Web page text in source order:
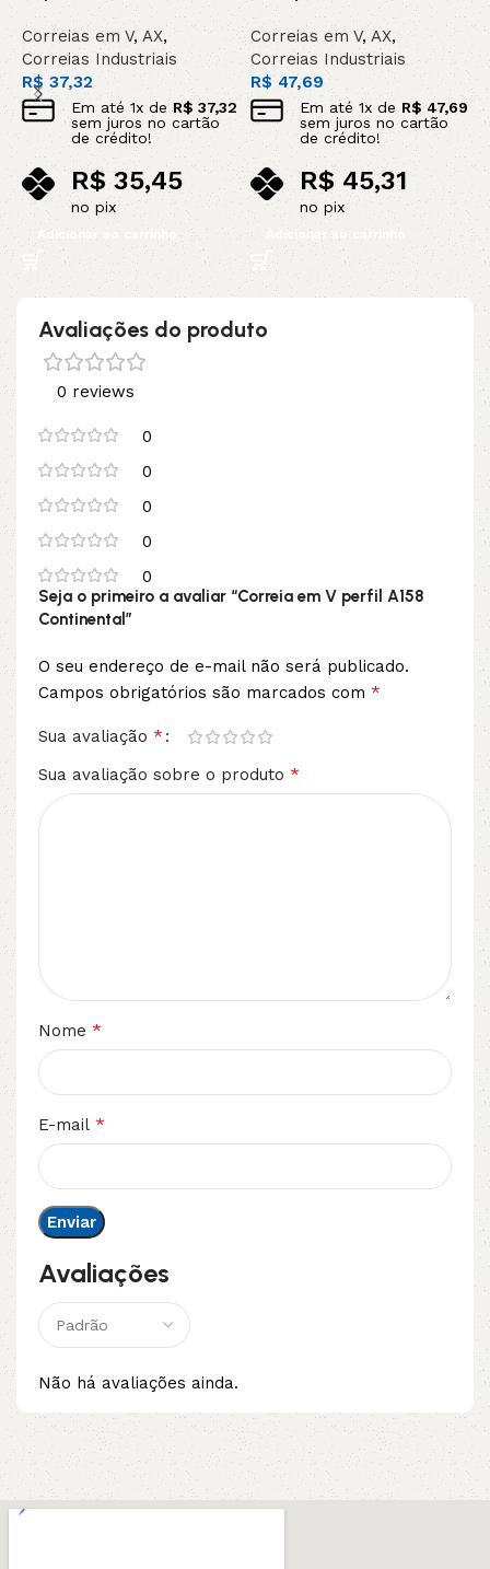
Correias em V, AX,
Correias Industriais
R$37,32
Em até 1x deR$ 37,32
sem juros no cartão
de crédito!
R$35,45
no pix
Adicionar ao carrinho
Correias em V,AX,
Correias Industriais
R$47,69
Em até 1x de R$47,69
sem juros no cartão
de crédito!
R$45,31
no pix
Adicionar ao carrinho
Avaliações do produto
0 reviews
0
0
0
0
0
Avaliações
Não há avaliações ainda.
Seja o primeiro a avaliar “Correia em V perfil A158
Continental”
O seu endereço de e-mail não será publicado.
Campos obrigatórios são marcados com *
Sua avaliação *
Sua avaliação sobre o produto *
Nome *
E-mail *